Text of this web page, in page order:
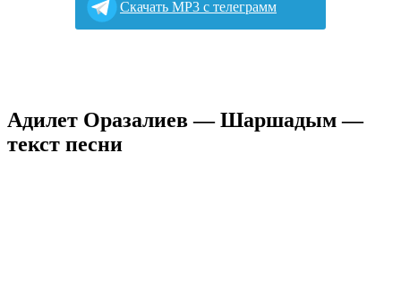
Cкачать MP3 с телеграмм
Адилет Оразалиев — Шаршадым —
текст песни